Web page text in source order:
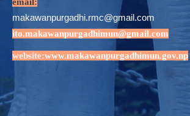
makawanpurgadhi.rmc@gmail.com
ito.makawanpurgadhimun@gmail.com
website:www.makawanpurgadhimun.gov.np